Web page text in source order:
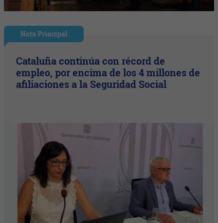
Nota Principal
Cataluña continúa con récord de
empleo, por encima de los 4 millones de
afiliaciones a la Seguridad Social